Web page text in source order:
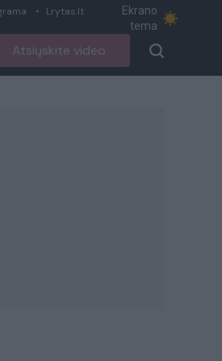
Lrytas.lt
Ekrano
tema
Atsiųskite video